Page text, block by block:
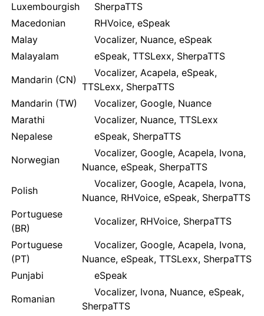
Luxembourgish
SherpaTTS
Macedonian
RHVoice, eSpeak
Malay
Vocalizer, Nuance, eSpeak
Malayalam
eSpeak, TTSLexx, SherpaTTS
Mandarin (CN)
Vocalizer, Acapela, eSpeak,
TTSLexx, SherpaTTS
Mandarin (TW)
Vocalizer, Google, Nuance
Marathi
Vocalizer, Nuance, TTSLexx
Nepalese
eSpeak, SherpaTTS
Norwegian
Vocalizer, Google, Acapela, Ivona,
Nuance, eSpeak, SherpaTTS
Polish
Vocalizer, Google, Acapela, Ivona,
Nuance, RHVoice, eSpeak, SherpaTTS
Portuguese
(BR)
Vocalizer, RHVoice, SherpaTTS
Portuguese
(PT)
Vocalizer, Google, Acapela, Ivona,
Nuance, eSpeak, TTSLexx, SherpaTTS
Punjabi
eSpeak
Romanian
Vocalizer, Ivona, Nuance, eSpeak,
SherpaTTS